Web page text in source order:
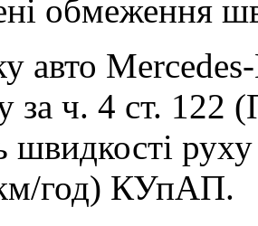
обмеження
авто
за ч. 4 ст. 122
руху
год) КУпАП.